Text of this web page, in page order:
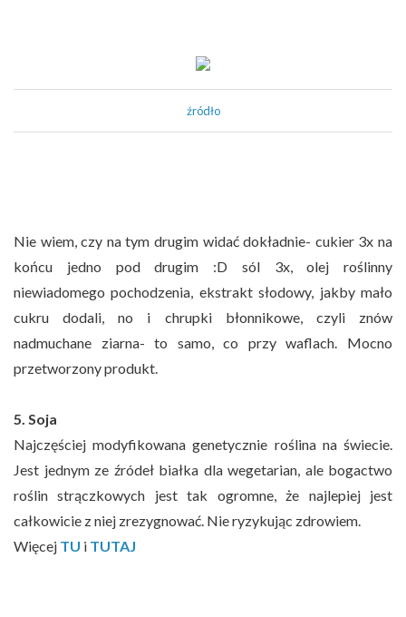
źródło
Nie wiem, czy na tym drugim widać dokładnie- cukier 3x na
końcu jedno pod drugim :D sól 3x, olej roślinny
niewiadomego pochodzenia, ekstrakt słodowy, jakby mało
cukru dodali, no i chrupki błonnikowe, czyli znów
nadmuchane ziarna- to samo, co przy waflach. Mocno
przetworzony produkt.
5. Soja
Najczęściej modyfikowana genetycznie roślina na świecie.
Jest jednym ze źródeł białka dla wegetarian, ale bogactwo
roślin strączkowych jest tak ogromne, że najlepiej jest
całkowicie z niej zrezygnować. Nie ryzykując zdrowiem.
Więcej TU i TUTAJ